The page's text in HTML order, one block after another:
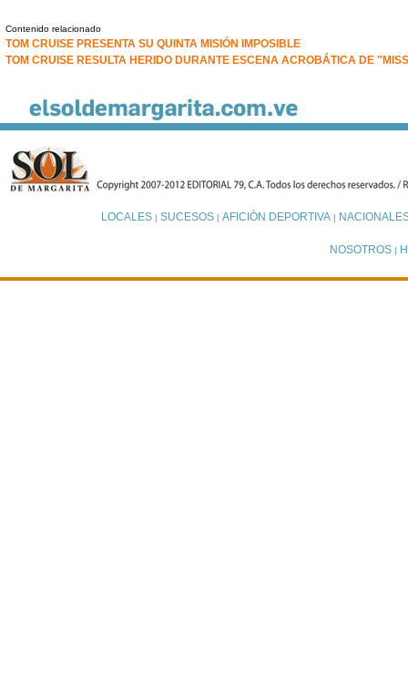
Contenido relacionado
TOM CRUISE PRESENTA SU QUINTA MISIÓN IMPOSIBLE
TOM CRUISE RESULTA HERIDO DURANTE ESCENA ACROBÁTICA DE
LOCALES| SUCESOS| AFICIÓN DEPORTIVA|
NOSOTROS |